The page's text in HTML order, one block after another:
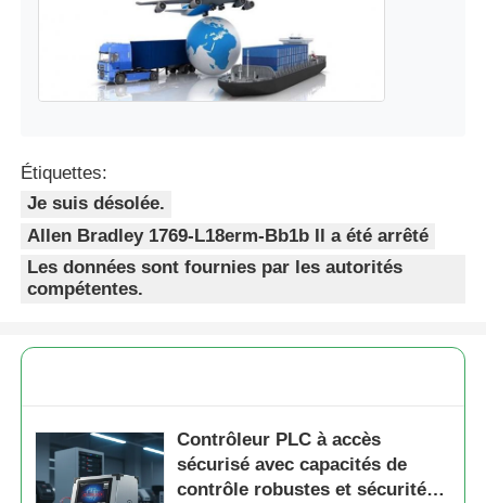
Étiquettes:
Je suis désolée.
Allen Bradley 1769-L18erm-Bb1b Il a été arrêté
Les données sont fournies par les autorités
compétentes.
Contrôleur PLC à accès
sécurisé avec capacités de
contrôle robustes et sécurité